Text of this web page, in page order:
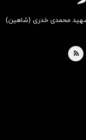
شهید محمدی خدری (شاهین)